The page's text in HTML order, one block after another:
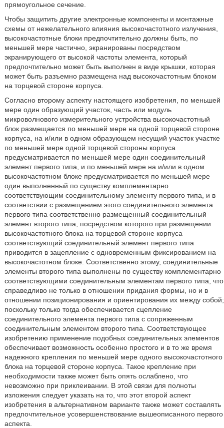
прямоугольное сечение.
Чтобы защитить другие электронные компоненты и монтажные
схемы от нежелательного влияния высокочастотного излучения,
высокочастотные блоки предпочтительно должны быть, по
меньшей мере частично, экранированы посредством
экранирующего от высокой частоты элемента, который
предпочтительно может быть выполнен в виде крышки, которая
может быть разъемно размещена над высокочастотным блоком
на торцевой стороне корпуса.
Согласно второму аспекту настоящего изобретения, по меньшей
мере один образующий участок, часть или модуль
микроволнового измерительного устройства высокочастотный
блок размещается по меньшей мере на одной торцевой стороне
корпуса, на и/или в одном образующем несущий участок участке
по меньшей мере одной торцевой стороны корпуса
предусматривается по меньшей мере один соединительный
элемент первого типа, и по меньшей мере на и/или в одном
высокочастотном блоке предусматривается по меньшей мере
один выполненный по существу комплементарно
соответствующим соединительному элементу первого типа, и в
соответствии с размещением этого соединительного элемента
первого типа соответственно размещенный соединительный
элемент второго типа, посредством которого при размещении
высокочастотного блока на торцевой стороне корпуса
соответствующий соединительный элемент первого типа
приводится в зацепление с одновременным фиксированием на
высокочастотном блоке. Соответственно этому, соединительные
элементы второго типа выполнены по существу комплементарно
соответствующими соединительным элементам первого типа, что
справедливо не только в отношении придания формы, но и в
отношении позиционирования и ориентирования их между собой;
поскольку только тогда обеспечивается сцепление
соединительного элемента первого типа с сопряженным
соединительным элементом второго типа. Соответствующее
изобретению применение подобных соединительных элементов
обеспечивает возможность особенно простого и в то же время
надежного крепления по меньшей мере одного высокочастотного
блока на торцевой стороне корпуса. Такое крепление при
необходимости также может быть опять ослаблено, что
невозможно при приклеивании. В этой связи для полноты
изложения следует указать на то, что этот второй аспект
изобретения в альтернативном варианте также может составлять
предпочтительное усовершенствование вышеописанного первого
аспекта.